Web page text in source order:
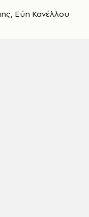
Εύη Κανέλλου